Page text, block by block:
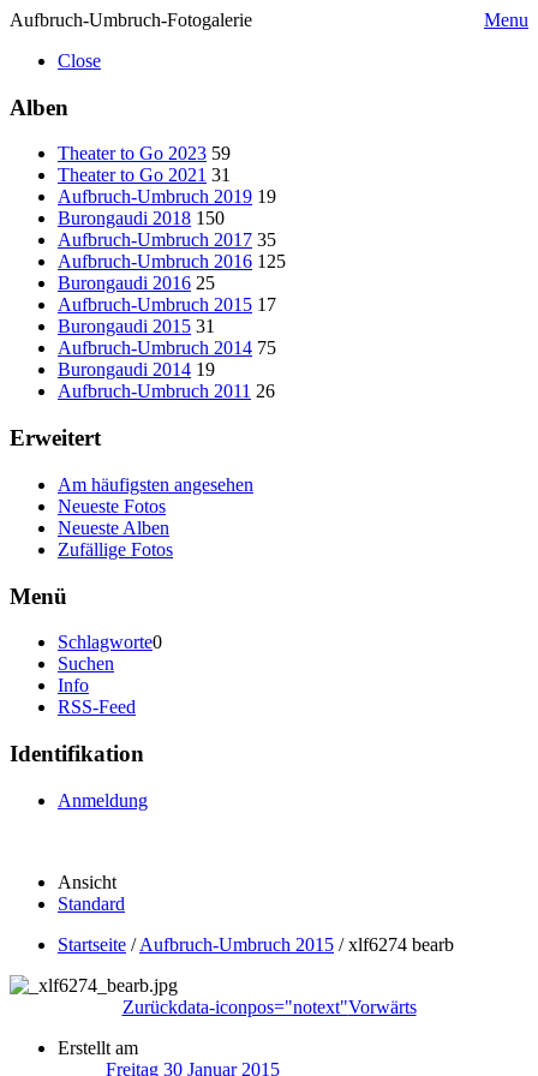
Aufbruch-Umbruch-Fotogalerie
Menu
Close
Alben
Theater to Go 2023 59
Theater to Go 2021 31
Aufbruch-Umbruch 2019 19
Burongaudi 2018 150
Aufbruch-Umbruch 2017 35
Aufbruch-Umbruch 2016 125
Burongaudi 2016 25
Aufbruch-Umbruch 2015 17
Burongaudi 2015 31
Aufbruch-Umbruch 2014 75
Burongaudi 2014 19
Aufbruch-Umbruch 2011 26
Erweitert
Am häufigsten angesehen
Neueste Fotos
Neueste Alben
Zufällige Fotos
Menü
Schlagworte0
Suchen
Info
RSS-Feed
Identifikation
Anmeldung
Ansicht
Standard
Startseite /Aufbruch-Umbruch 2015 /xlf6274 bearb
Zurückdata-iconpos="notext"Vorwärts
Erstellt am
Freitag 30 Januar 2015